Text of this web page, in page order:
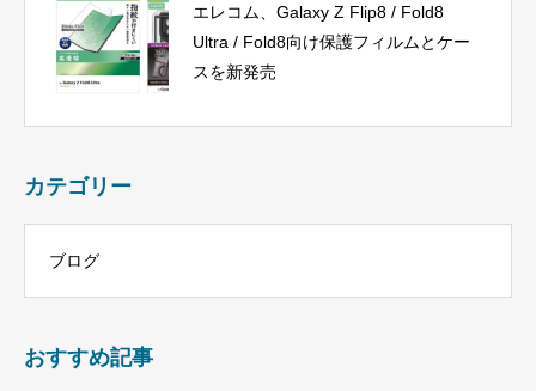
エレコム、Galaxy Z Flip8 / Fold8
Ultra / Fold8向け保護フィルムとケー
スを新発売
カテゴリー
ブログ
おすすめ記事